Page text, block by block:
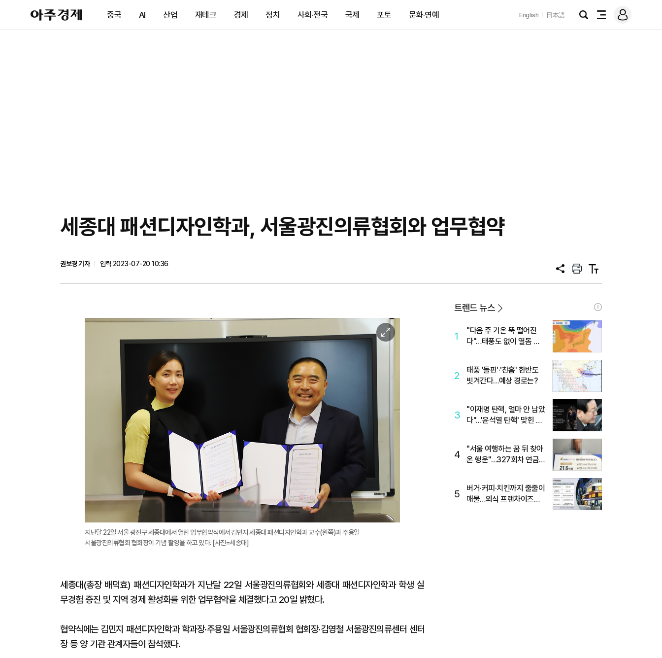
아
주
제
중국 AI 산업 재테크 경제 정치 사회·전국 국제 포토 문화·연예 English 日本語
검
전
메
그
세종대 패션디자인학과, 서울광진의류협회와 업무협약
권보경 기자
입력 2023-07-20 10:36
공
프
트
텍
트
이
미
확
대
지난달 22일 서울 광진구 세종대에서 열린 업무협약식에서 김민지 세종대 패션디자인학과 교수(왼쪽)과 주용일
서울광진의류협회 협회장이 기념 촬영을 하고 있다. [사진=세종대]
세종대(총장 배덕효) 패션디자인학과가 지난달 22일 서울광진의류협회와 세종대 패션디자인학과 학생 실
무경험 증진 및 지역 경제 활성화를 위한 업무협약을 체결했다고 20일 밝혔다.
협약식에는 김민지 패션디자인학과 학과장·주용일 서울광진의류협회 협회장·김영철 서울광진의류센터 센터
장 등 양 기관 관계자들이 참석했다.
트렌드 뉴스
1
"다음 주 기온 뚝 떨어진
다"…태풍도 없이 열돔 박
2
태풍 '돌핀'·'찬홈' 한반도
빗겨간다…예상 경로는?
3
"이재명 탄핵, 얼마 안 남았
다"...'윤석열 탄핵' 맞힌 무
4
"서울 여행하는 꿈 뒤 찾아
온 행운"…327회차 연금
5
버거·커피·치킨까지 줄줄이
매물…외식 프랜차이즈